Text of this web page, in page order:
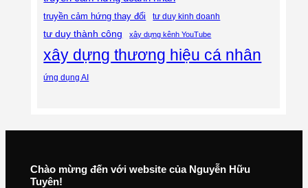
truyền cảm hứng thay đổi tư duy kinh doanh
tư duy thành công xây dựng kênh YouTube
xây dựng thương hiệu cá nhân
ứng dụng AI
Chào mừng đến với website của Nguyễn Hữu
Tuyên!